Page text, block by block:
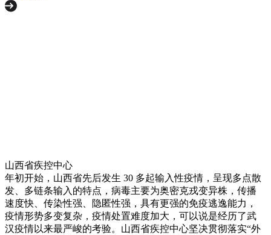
山西省疾控中心
年初开始，山西省先后发生 30 多起输入性疫情，呈现多点散
发、多链条输入的特点，病毒主要为奥密克戎变异株，传播
速度快、传染性强、隐匿性强，具有更强的免疫逃逸能力，
疫情形势多变复杂，疫情处置难度加大，可以说是经历了武
汉疫情以来最严峻的考验。山西省疾控中心坚决贯彻落实“外